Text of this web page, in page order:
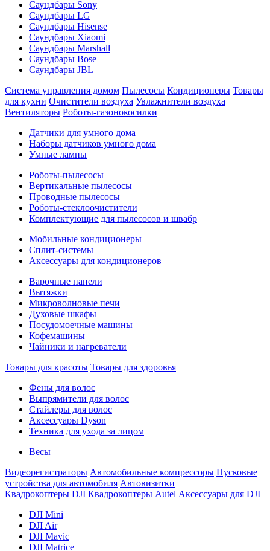
Саундбары Sony
Саундбары LG
Саундбары Hisense
Саундбары Xiaomi
Саундбары Marshall
Саундбары Bose
Саундбары JBL
Система управления домом Пылесосы Кондиционеры Товары
для кухни Очистители воздуха Увлажнители воздуха
Вентиляторы Роботы-газонокосилки
Датчики для умного дома
Наборы датчиков умного дома
Умные лампы
Роботы-пылесосы
Вертикальные пылесосы
Проводные пылесосы
Роботы-стеклоочистители
Комплектующие для пылесосов и швабр
Мобильные кондиционеры
Сплит-системы
Аксессуары для кондиционеров
Варочные панели
Вытяжки
Микроволновые печи
Духовые шкафы
Посудомоечные машины
Кофемашины
Чайники и нагреватели
Товары для красоты Товары для здоровья
Фены для волос
Выпрямители для волос
Стайлеры для волос
Аксессуары Dyson
Техника для ухода за лицом
Весы
Видеорегистраторы Автомобильные компрессоры Пусковые
устройства для автомобиля Автовизитки
Квадрокоптеры DJI Квадрокоптеры Autel Аксессуары для DJI
DJI Mini
DJI Air
DJI Mavic
DJI Matrice